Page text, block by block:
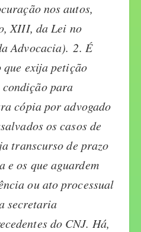
nos autos,
XIII, da Lei no
Advocacia).2. É
exija petição
condição para
cópia por advogado
os casos de
transcurso de prazo
e os que aguardem
ou ato processual
secretaria
do CNJ. Há,